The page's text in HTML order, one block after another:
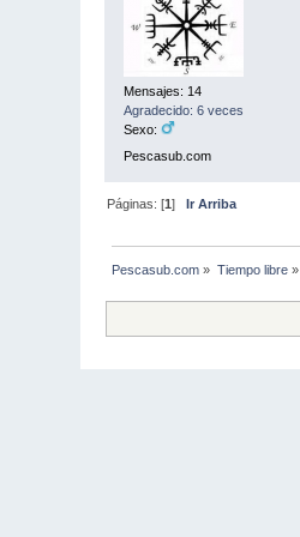
Mensajes: 14
Agradecido: 6 veces
Sexo:
Pescasub.com
Páginas: [1]Ir Arriba
Pescasub.com » Tiempo libre»